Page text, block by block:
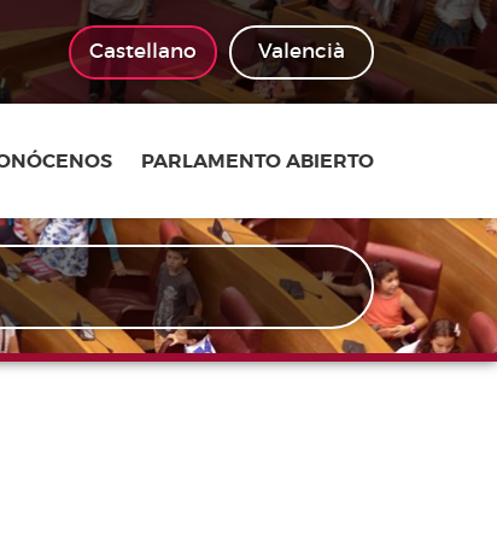
Castellano Valencià
PARLAMENTO ABIERTO